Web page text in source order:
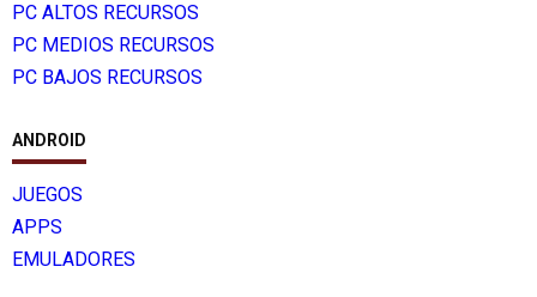
PC ALTOS RECURSOS
PC MEDIOS RECURSOS
PC BAJOS RECURSOS
ANDROID
JUEGOS
APPS
EMULADORES